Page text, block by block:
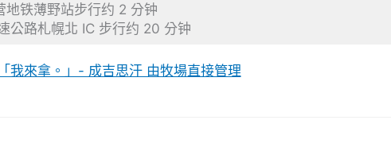
地铁薄野站步行约 2 分钟
公路札幌北 IC 步行约 20 分钟
我來拿。」- 成吉思汗 由牧場直接管理